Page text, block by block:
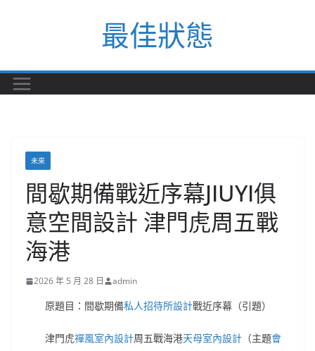
最佳狀態
未來
間歇期備戰近序幕JIUYI俱
意空間設計 津門虎周五戰
海港
2026 年 5 月 28 日 admin
原題目：間歇期備私人招待所設計戰近序幕（引題）
津門虎禪風室內設計周五戰海港天母室內設計 （主題會